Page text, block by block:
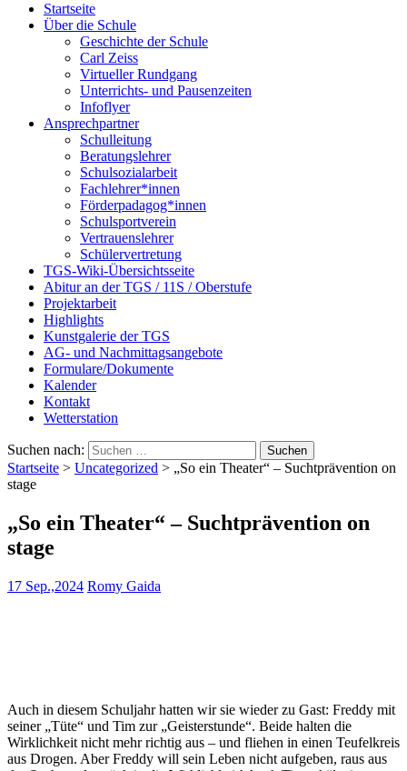
Startseite
Über die Schule
Geschichte der Schule
Carl Zeiss
Virtueller Rundgang
Unterrichts- und Pausenzeiten
Infoflyer
Ansprechpartner
Schulleitung
Beratungslehrer
Schulsozialarbeit
Fachlehrer*innen
Förderpadagog*innen
Schulsportverein
Vertrauenslehrer
Schülervertretung
TGS-Wiki-Übersichtsseite
Abitur an der TGS / 11S / Oberstufe
Projektarbeit
Highlights
Kunstgalerie der TGS
AG- und Nachmittagsangebote
Formulare/Dokumente
Kalender
Kontakt
Wetterstation
Suchen nach:
Startseite > Uncategorized > „So ein Theater“ – Suchtprävention on
stage
„So ein Theater“ – Suchtprävention on
stage
17 Sep.,2024 Romy Gaida
Auch in diesem Schuljahr hatten wir sie wieder zu Gast: Freddy mit
seiner „Tüte“ und Tim zur „Geisterstunde“. Beide halten die
Wirklichkeit nicht mehr richtig aus – und fliehen in einen Teufelkreis
aus Drogen. Aber Freddy will sein Leben nicht aufgeben, raus aus